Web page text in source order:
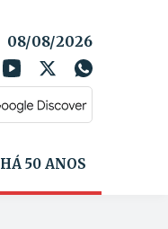
08/08/2026
HÁ 50 ANOS